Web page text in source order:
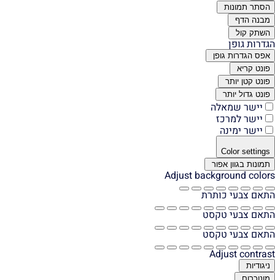
הסתר תמונות
מבנה הדף
השתק קול
הגדרות גופן
אפס הגדרות גופן
פונט קריא
פונט קטן יותר
פונט גדול יותר
יישר שמאלה
יישר למרכז
יישר ימינה
Color settings
תמונות בגוון אפור
Adjust background colors
התאם צבעי כותרת
התאם צבעי טקסט
התאם צבעי טקסט
Adjust contrast
ניגודיות